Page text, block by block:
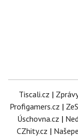
Tiscali.cz | Zprávy
Profigamers.cz |
Úschovna.cz |
CZhity.cz |